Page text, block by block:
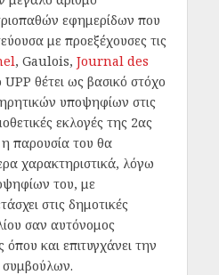
εφημερίδων που
με προεξέχουσες τις
, Gaulois, Journal des
θέτει ως βασικό στόχο
υποψηφίων στις
εκλογές της 2ας
παρουσία του θα
χαρακτηριστικά, λόγω
του, με
στις δημοτικές
σαν αυτόνομος
και επιτυγχάνει την